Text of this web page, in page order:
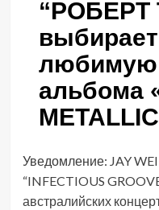
“РОБЕРТ
любимую
альбома
Уведомление: JAY
“INFECTIOUS
австралийских